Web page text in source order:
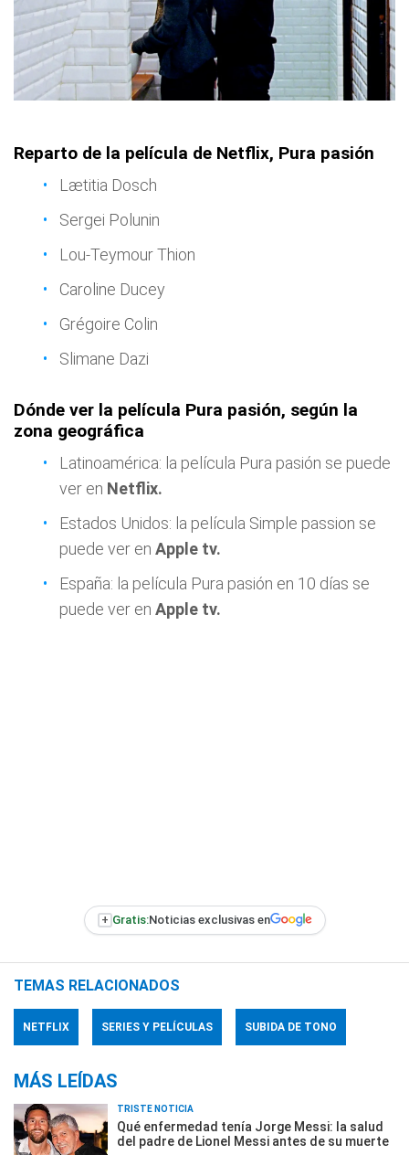
Reparto de la película de Netflix, Pura pasión
Lætitia Dosch
Sergei Polunin
Lou-Teymour Thion
Caroline Ducey
Grégoire Colin
Slimane Dazi
Dónde ver la película Pura pasión, según la
zona geográfica
Latinoamérica: la película Pura pasión se puede
ver en Netflix.
Estados Unidos: la película Simple passion se
puede ver en Apple tv.
España: la película Pura pasión en 10 días se
puede ver en Apple tv.
+ Gratis:Noticias exclusivas en
TEMAS RELACIONADOS
NETFLIX SERIES Y PELÍCULAS SUBIDA DE TONO
MÁS LEÍDAS
TRISTE NOTICIA
Qué enfermedad tenía Jorge Messi: la salud
del padre de Lionel Messi antes de su muerte